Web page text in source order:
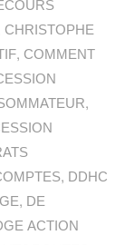
CHRISTOPHE
, COMMENT
,
, DDHC
, DE
ACTION